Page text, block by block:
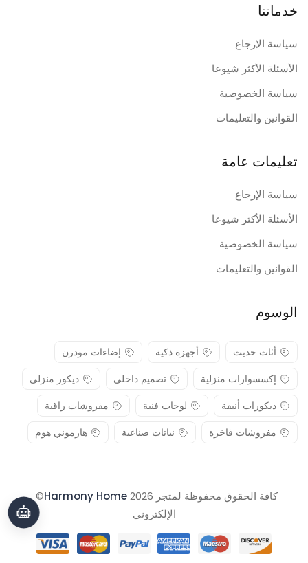
خدماتنا
سياسة الإرجاع
الأسئلة الأكثر شيوعا
سياسة الخصوصية
القوانين والتعليمات
تعليمات عامة
سياسة الإرجاع
الأسئلة الأكثر شيوعا
سياسة الخصوصية
القوانين والتعليمات
الوسوم
أثاث حديث أجهزة ذكية
إضاءات مودرن
إكسسوارات منزلية
تصميم داخلي
ديكور منزلي
ديكورات أنيقة
لوحات فنية
مفروشات راقية
مفروشات فاخرة
نباتات صناعية هارموني هوم
كافة الحقوق محفوظة لمتجر 2026 Harmony Home
© .
الإلكتروني